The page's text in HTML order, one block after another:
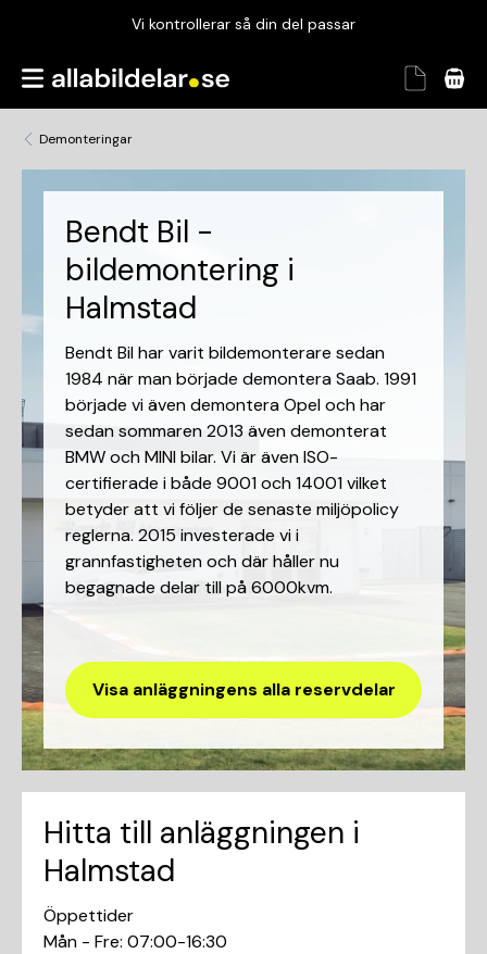
Vi kontrollerar så din del passar
Garanterad passform
Vi kontrollerar så din del passar
Demonteringar
Bendt Bil -
bildemontering i
Halmstad
Bendt Bil har varit bildemonterare sedan
1984 när man började demontera Saab. 1991
började vi även demontera Opel och har
sedan sommaren 2013 även demonterat
BMW och MINI bilar. Vi är även ISO-
certifierade i både 9001 och 14001 vilket
betyder att vi följer de senaste miljöpolicy
reglerna. 2015 investerade vi i
grannfastigheten och där håller nu
begagnade delar till på 6000kvm.
Visa anläggningens alla reservdelar
Hitta till anläggningen i
Halmstad
Öppettider
Mån - Fre: 07:00-16:30